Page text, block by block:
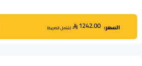
السعر: 1242.00
(شامل الضريبة)